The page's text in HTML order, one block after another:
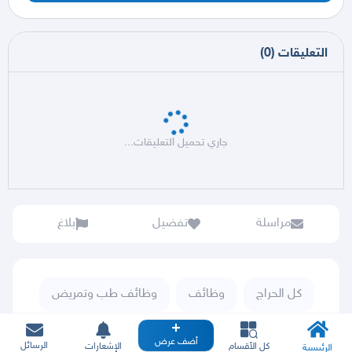
التعليقات (
0
)
جاري تحميل التعليقات...
مراسلة تفضيل بلاغ
كل الحراج وظائف وظائف طب وتمريض
الرئيسية كل الأقسام أضف عرض الإشعارات الرسائل